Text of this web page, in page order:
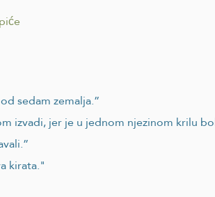
sedam zemalja.”
izvadi, jer je u jednom njezinom krilu
kirata."